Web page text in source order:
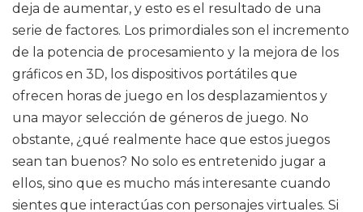
deja de aumentar, y esto es el resultado de una
serie de factores. Los primordiales son el incremento
de la potencia de procesamiento y la mejora de los
gráficos en 3D, los dispositivos portátiles que
ofrecen horas de juego en los desplazamientos y
una mayor selección de géneros de juego. No
obstante, ¿qué realmente hace que estos juegos
sean tan buenos? No solo es entretenido jugar a
ellos, sino que es mucho más interesante cuando
sientes que interactúas con personajes virtuales. Si